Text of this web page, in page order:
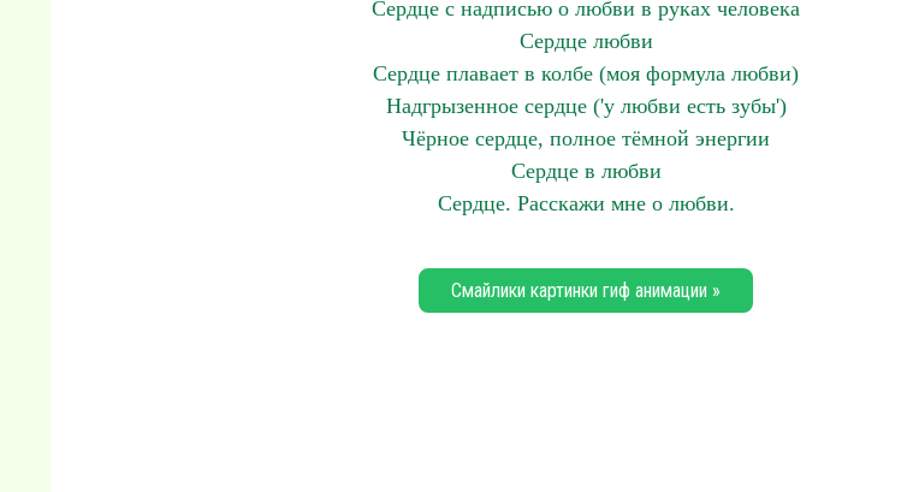
Сердце с надписью о любви в руках человека
Сердце любви
Сердце плавает в колбе (моя формула любви)
Надгрызенное сердце ('у любви есть зубы')
Чёрное сердце, полное тёмной энергии
Сердце в любви
Сердце. Расскажи мне о любви.
Смайлики картинки гиф анимации »